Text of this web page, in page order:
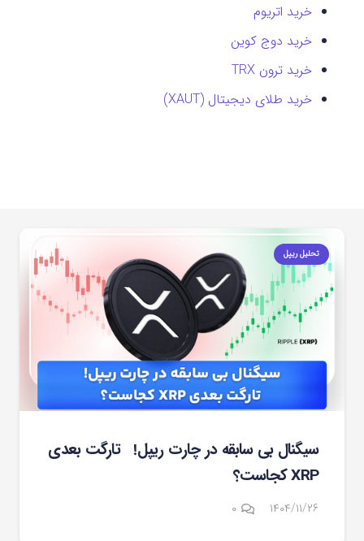
خرید اتریوم
خرید دوج کوین
خرید ترون TRX
خرید طلای دیجیتال (XAUT)
تحلیل ریپل
سیگنال بی سابقه در چارت ریپل! تارگت بعدی
XRP کجاست؟
۱۴۰۴/۱۱/۲۶ ۰